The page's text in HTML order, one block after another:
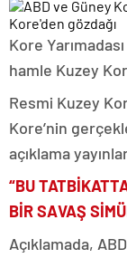
Kore
hamle Kuzey
Resmi Kuzey
Kore’nin
açıklama
“BU
BİR SAVAŞ
Açıklamada,